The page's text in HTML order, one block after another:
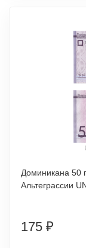
Доминикана 50
175 ₽